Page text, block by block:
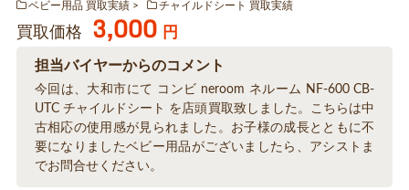
ベビー用品 買取実績 チャイルドシート 買取実績
買取価格 3,000 円
担当バイヤーからのコメント
今回は、大和市にて コンビ neroom ネルーム NF-600 CB-
UTC チャイルドシート を店頭買取致しました。こちらは中
古相応の使用感が見られました。お子様の成長とともに不
要になりましたベビー用品がございましたら、アシストま
でお問合せください。